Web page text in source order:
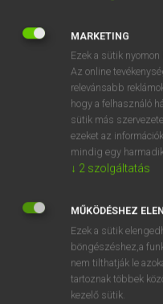
NINCS
Nincs regisztrációm
díjmentes
EURÓPAI UNIÓS
Kapcsolódó anyagok
MARKETING
Ezek a sütik
Az online
relevánsabb
hogy a felhasználó
sütik más
ezeket az
mindig egy
↓ 2 szolgáltatás
MŰKÖDÉSHEZ
Ezek a sütik
böngészéshez,a
nem tilthatják le
tartoznak többek
kezelő sütik.